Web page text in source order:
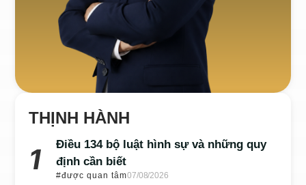
THỊNH HÀNH
Điều 134 bộ luật hình sự và những quy
định cần biết
#được quan tâm07/08/2026